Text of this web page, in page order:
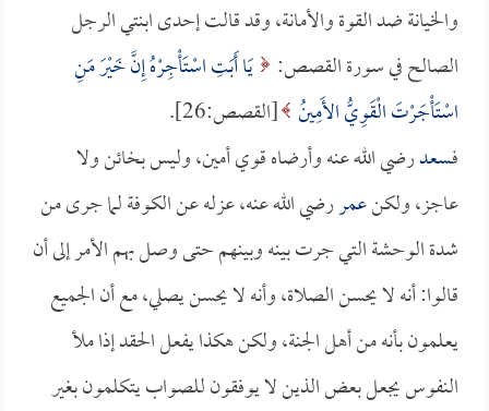
والخيانة ضد القوة والأمانة، وقد قالت إحدى ابنتي الرجل
الصالح في سورة القصص: يَا أَبَتِ اسْتَأْجِرْهُ إِنَّ خَيْرَ مَنِ
اسْتَأْجَرْتَ الْقَوِيُّ الأَمِينُ [القصص:26].
فـسعدرضي الله عنه وأرضاه قوي أمين، وليس بخائن ولا
عاجز، ولكنعمررضي الله عنه، عزله عن الكوفة لما جرى من
شدة الوحشة التي جرت بينه وبينهم حتى وصل بهم الأمر إلى أن
قالوا: أنه لا يحسن الصلاة، وأنه لا يحسن يصلي، مع أن الجميع
يعلمون بأنه من أهل الجنة، ولكن هكذا يفعل الحقد إذا ملأ
النفوس يجعل بعض الذين لا يوفقون للصواب يتكلمون بغير